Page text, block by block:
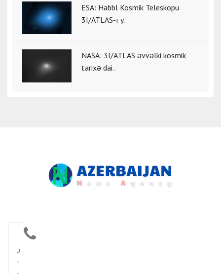
ESA: Habbl Kosmik Teleskopu
3I/ATLAS-ı y..
NASA: 3I/ATLAS əvvəlki kosmik
tarixə dai..
Ü
n